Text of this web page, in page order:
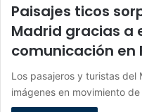
Paisajes ticos
Madrid gracias a
comunicación en
Los pasajeros y turistas
imágenes en movimiento